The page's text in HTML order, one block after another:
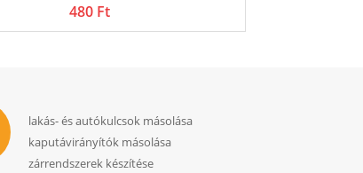
480 Ft
lakás- és autókulcsok másolása
kaputávirányítók másolása
zárrendszerek készítése